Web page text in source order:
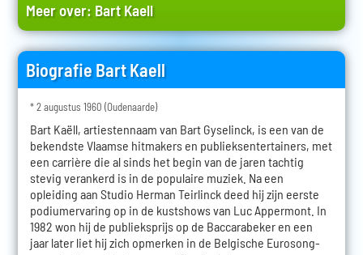
Meer over: Bart Kaell
Biografie Bart Kaell
* 2 augustus 1960 (Oudenaarde)
Bart Kaëll, artiestennaam van Bart Gyselinck, is een van de
bekendste Vlaamse hitmakers en publieksentertainers, met
een carrière die al sinds het begin van de jaren tachtig
stevig verankerd is in de populaire muziek. Na een
opleiding aan Studio Herman Teirlinck deed hij zijn eerste
podiumervaring op in de kustshows van Luc Appermont. In
1982 won hij de publieksprijs op de Baccarabeker en een
jaar later liet hij zich opmerken in de Belgische Eurosong-